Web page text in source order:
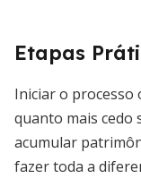
Etapas
Iniciar o processo
quanto mais cedo
acumular
fazer toda a